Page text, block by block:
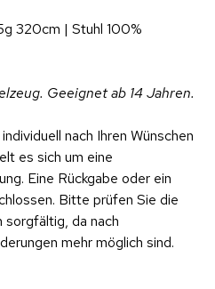
320cm | Stuhl 100%
Geeignet ab 14 Jahren.
nach Ihren Wünschen
es sich um eine
Eine Rückgabe oder ein
Bitte prüfen Sie die
sorgfältig, da nach
mehr möglich sind.